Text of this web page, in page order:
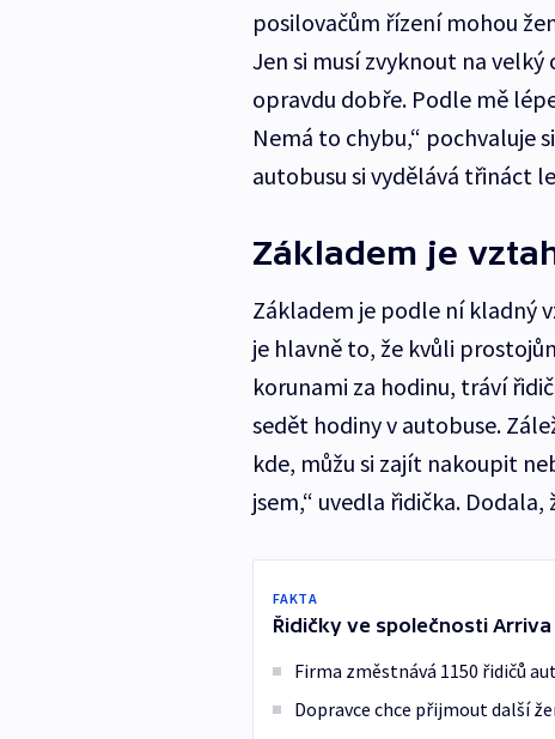
posilovačům řízení mohou
Jen si musí zvyknout na
opravdu dobře. Podle mě
Nemá to chybu,“ pochvaluje
autobusu si vydělává třináct
Základem je
Základem je podle ní kladný
je hlavně to, že kvůli
korunami za hodinu, tráví
sedět hodiny v autobuse.
kde, můžu si zajít nakoupit
jsem,“ uvedla řidička.
FAKTA
Řidičky ve společnosti
Firma změstnává 1150 řidičů
Dopravce chce přijmout další